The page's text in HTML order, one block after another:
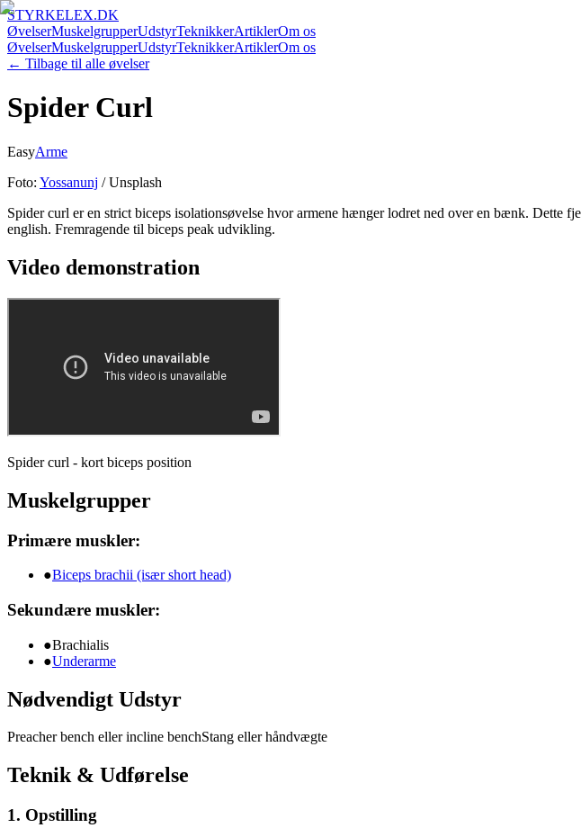
STYRKELEX.DK
ØvelserMuskelgrupperUdstyrTeknikkerArtiklerOm os
ØvelserMuskelgrupperUdstyrTeknikkerArtiklerOm os
← Tilbage til alle øvelser
Spider Curl
EasyArme
Foto: Yossanunj / Unsplash
Spider curl er en strict biceps isolationsøvelse hvor armene hænger lodret ned over en bænk.
english. Fremragende til biceps peak udvikling.
Video demonstration
Spider curl - kort biceps position
Muskelgrupper
Primære muskler:
●Biceps brachii (især short head)
Sekundære muskler:
●Brachialis
●Underarme
Nødvendigt Udstyr
Preacher bench eller incline benchStang eller håndvægte
Teknik & Udførelse
1. Opstilling